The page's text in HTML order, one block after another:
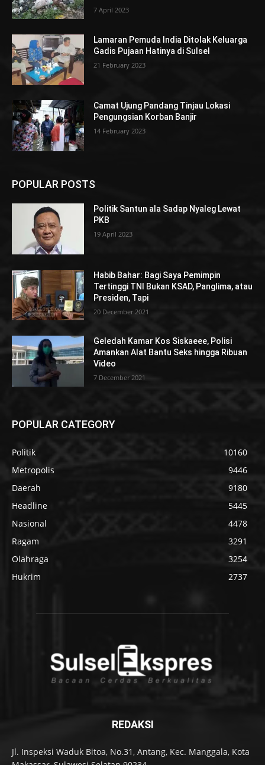
7 April 2023
Lamaran Pemuda India Ditolak Keluarga
Gadis Pujaan Hatinya di Sulsel
21 February 2023
Camat Ujung Pandang Tinjau Lokasi
Pengungsian Korban Banjir
14 February 2023
POPULAR POSTS
Politik Santun ala Sadap Nyaleg Lewat
PKB
19 April 2023
Habib Bahar: Bagi Saya Pemimpin
Tertinggi TNI Bukan KSAD, Panglima, atau
Presiden, Tapi
20 December 2021
Geledah Kamar Kos Siskaeee, Polisi
Amankan Alat Bantu Seks hingga Ribuan
Video
7 December 2021
POPULAR CATEGORY
Politik
10160
Metropolis
9446
Daerah
9180
Headline
5445
Nasional
4478
Ragam
3291
Olahraga
3254
Hukrim
2737
REDAKSI
Jl. Inspeksi Waduk Bitoa, No.31, Antang, Kec. Manggala, Kota